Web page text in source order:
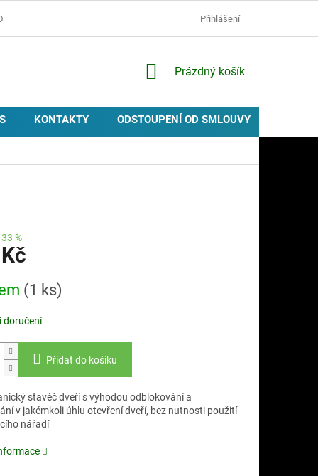
ZÁSADY POUŽÍVÁNÍ COOKIES
Přihlášení
NÁKUPNÍ
Prázdný košík
KONTAKTY ODSTOUPENÍ OD SMLOUVY
%
(1 ks)
doručení
Přidat do košíku
stavěč dveří s výhodou odblokování a
v jakémkoli úhlu otevření dveří, bez nutnosti použití
nářadí